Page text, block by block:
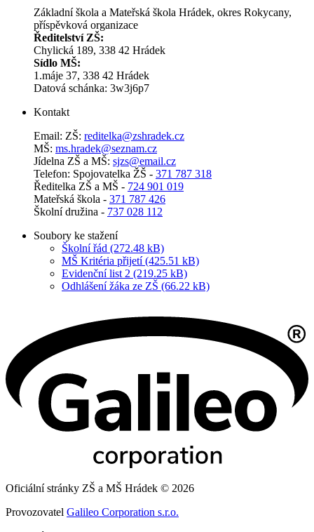
Základní škola a Mateřská škola Hrádek, okres Rokycany,
příspěvková organizace
Ředitelství ZŠ:
Chylická 189, 338 42 Hrádek
Sídlo MŠ:
1.máje 37, 338 42 Hrádek
Datová schánka: 3w3j6p7
Kontakt
Email: ZŠ: reditelka@zshradek.cz
MŠ: ms.hra­dek@se­znam.cz
Jí­del­na ZŠ a MŠ: sjzs@​email.​cz
Telefon: Spojovatelka ŽŠ - 371 787 318
Ředitelka ZŠ a MŠ - 724 901 019
Mateřská škola - 371 787 426
Školní družina - 737 028 112
Soubory ke stažení
Školní řád (272.48 kB)
MŠ Kritéria přijetí (425.51 kB)
Evidenční list 2 (219.25 kB)
Odhlášení žáka ze ZŠ (66.22 kB)
Oficiální stránky ZŠ a MŠ Hrádek © 2026
Provozovatel Galileo Corporation s.r.o.